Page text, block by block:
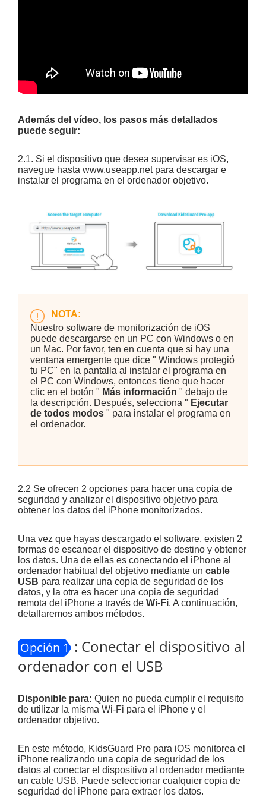
Además del vídeo, los pasos más detallados
puede seguir:
2.1. Si el dispositivo que desea supervisar es iOS,
navegue hasta www.useapp.netpara descargar e
instalar el programa en el ordenador objetivo.
NOTA:
Nuestro software de monitorización de iOS
puede descargarse en un PC con Windows o en
un Mac. Por favor, ten en cuenta que si hay una
ventana emergente que dice " Windows protegió
tu PC" en la pantalla al instalar el programa en
el PC con Windows, entonces tiene que hacer
clic en el botón " Más información " debajo de
la descripción. Después, selecciona " Ejecutar
de todos modos " para instalar el programa en
el ordenador.
2.2 Se ofrecen 2 opciones para hacer una copia de
seguridad y analizar el dispositivo objetivo para
obtener los datos del iPhone monitorizados.
Una vez que hayas descargado el software, existen 2
formas de escanear el dispositivo de destino y obtener
los datos. Una de ellas es conectando el iPhone al
ordenador habitual del objetivo mediante un cable
USB para realizar una copia de seguridad de los
datos, y la otra es hacer una copia de seguridad
remota del iPhone a través de Wi-Fi. A continuación,
detallaremos ambos métodos.
Opción 1 : Conectar el dispositivo al
ordenador con el USB
Disponible para: Quien no pueda cumplir el requisito
de utilizar la misma Wi-Fi para el iPhone y el
ordenador objetivo.
En este método, KidsGuard Pro para iOS monitorea el
iPhone realizando una copia de seguridad de los
datos al conectar el dispositivo al ordenador mediante
un cable USB. Puede seleccionar cualquier copia de
seguridad del iPhone para extraer los datos.